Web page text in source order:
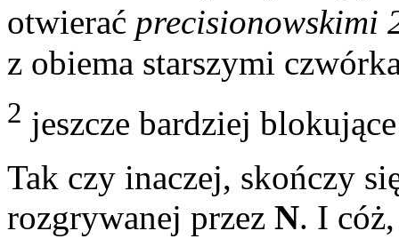
otwierać precisionowskimi
z obiema starszymi
2 jeszcze bardziej blokujące
Tak czy inaczej, skończy
rozgrywanej przez N. I